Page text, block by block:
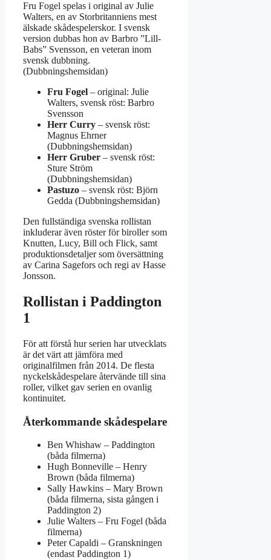
Fru Fogel spelas i original av Julie
Walters, en av Storbritanniens mest
älskade skådespelerskor. I svensk
version dubbas hon av Barbro ”Lill-
Babs” Svensson, en veteran inom
svensk dubbning.
(Dubbningshemsidan)
Fru Fogel – original: Julie
Walters, svensk röst: Barbro
Svensson
Herr Curry – svensk röst:
Magnus Ehrner
(Dubbningshemsidan)
Herr Gruber – svensk röst:
Sture Ström
(Dubbningshemsidan)
Pastuzo – svensk röst: Björn
Gedda (Dubbningshemsidan)
Den fullständiga svenska rollistan
inkluderar även röster för biroller som
Knutten, Lucy, Bill och Flick, samt
produktionsdetaljer som översättning
av Carina Sagefors och regi av Hasse
Jonsson.
Rollistan i Paddington
1
För att förstå hur serien har utvecklats
är det värt att jämföra med
originalfilmen från 2014. De flesta
nyckelskådespelare återvände till sina
roller, vilket gav serien en ovanlig
kontinuitet.
Återkommande skådespelare
Ben Whishaw – Paddington
(båda filmerna)
Hugh Bonneville – Henry
Brown (båda filmerna)
Sally Hawkins – Mary Brown
(båda filmerna, sista gången i
Paddington 2)
Julie Walters – Fru Fogel (båda
filmerna)
Peter Capaldi – Granskningen
(endast Paddington 1)